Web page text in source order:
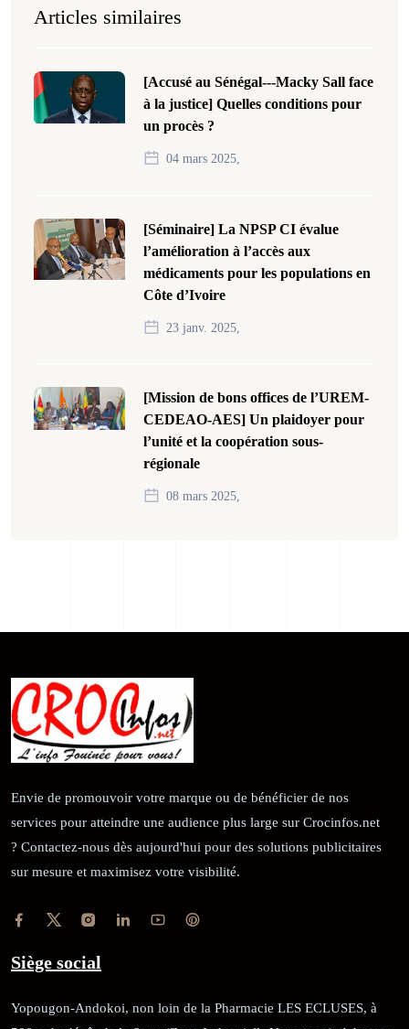
Articles similaires
[Accusé au Sénégal---Macky Sall face
à la justice] Quelles conditions pour
un procès ?
04 mars 2025,
[Séminaire] La NPSP CI évalue
l’amélioration à l’accès aux
médicaments pour les populations en
Côte d’Ivoire
23 janv. 2025,
[Mission de bons offices de l’UREM-
CEDEAO-AES] Un plaidoyer pour
l’unité et la coopération sous-
régionale
08 mars 2025,
Envie de promouvoir votre marque ou de bénéficier de nos
services pour atteindre une audience plus large sur Crocinfos.net
? Contactez-nous dès aujourd'hui pour des solutions publicitaires
sur mesure et maximisez votre visibilité.
Siège social
Yopougon-Andokoi, non loin de la Pharmacie LES ECLUSES, à